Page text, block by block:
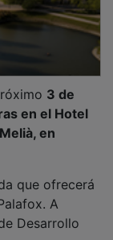
en el Hotel
en
A
Desarrollo